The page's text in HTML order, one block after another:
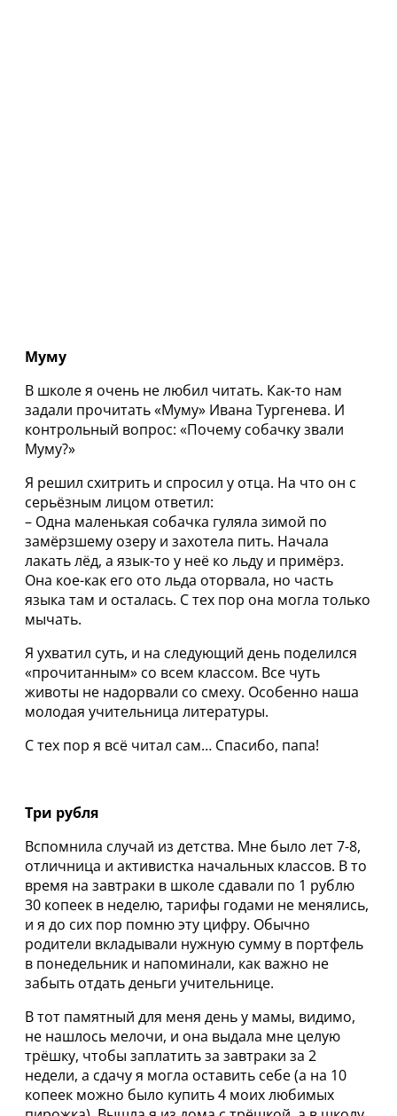
Муму
В школе я очень не любил читать. Как-то нам
задали прочитать «Муму» Ивана Тургенева. И
контрольный вопрос: «Почему собачку звали
Муму?»
Я решил схитрить и спросил у отца. На что он с
серьёзным лицом ответил:
– Одна маленькая собачка гуляла зимой по
замёрзшему озеру и захотела пить. Начала
лакать лёд, а язык-то у неё ко льду и примёрз.
Она кое-как его ото льда оторвала, но часть
языка там и осталась. С тех пор она могла только
мычать.
Я ухватил суть, и на следующий день поделился
«прочитанным» со всем классом. Все чуть
животы не надорвали со смеху. Особенно наша
молодая учительница литературы.
С тех пор я всё читал сам… Спасибо, папа!
Три рубля
Вспомнила случай из детства. Мне было лет 7-8,
отличница и активистка начальных классов. В то
время на завтраки в школе сдавали по 1 рублю
30 копеек в неделю, тарифы годами не менялись,
и я до сих пор помню эту цифру. Обычно
родители вкладывали нужную сумму в портфель
в понедельник и напоминали, как важно не
забыть отдать деньги учительнице.
В тот памятный для меня день у мамы, видимо,
не нашлось мелочи, и она выдала мне целую
трёшку, чтобы заплатить за завтраки за 2
недели, а сдачу я могла оставить себе (а на 10
копеек можно было купить 4 моих любимых